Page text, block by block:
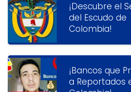
¡Descubre el
del Escudo de
Colombia!
¡Bancos que
a Reportados